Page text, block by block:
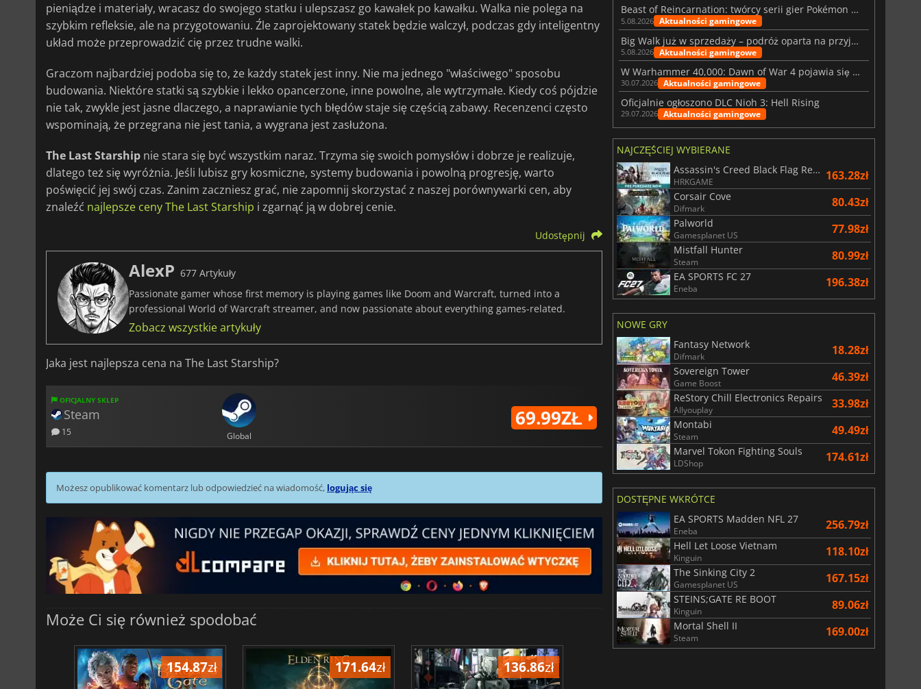
pieniądze i materiały, wracasz do swojego statku i ulepszasz go kawałek po kawałku. Walka nie polega na
szybkim refleksie, ale na przygotowaniu. Źle zaprojektowany statek będzie walczył, podczas gdy inteligentny
układ może przeprowadzić cię przez trudne walki.
Graczom najbardziej podoba się to, że każdy statek jest inny. Nie ma jednego "właściwego" sposobu
budowania. Niektóre statki są szybkie i lekko opancerzone, inne powolne, ale wytrzymałe. Kiedy coś pójdzie
nie tak, zwykle jest jasne dlaczego, a naprawianie tych błędów staje się częścią zabawy. Recenzenci często
wspominają, że przegrana nie jest tania, a wygrana jest zasłużona.
The Last Starship nie stara się być wszystkim naraz. Trzyma się swoich pomysłów i dobrze je realizuje,
dlatego też się wyróżnia. Jeśli lubisz gry kosmiczne, systemy budowania i powolną progresję, warto
poświęcić jej swój czas. Zanim zaczniesz grać, nie zapomnij skorzystać z naszej porównywarki cen, aby
znaleźć najlepsze ceny The Last Starship i zgarnąć ją w dobrej cenie.
Udostępnij
AlexP 677 Artykuły
Passionate gamer whose first memory is playing games like Doom and Warcraft, turned into a
professional World of Warcraft streamer, and now passionate about everything games-related.
Zobacz wszystkie artykuły
Jaka jest najlepsza cena na The Last Starship?
OFICJALNY SKLEP
Steam
15 Global
69.99ZŁ
Możesz opublikować komentarz lub odpowiedzieć na wiadomość, logując się
Może Ci się również spodobać
154.87zł 171.64zł 136.86zł
Beast of Reincarnation: twórcy serii gier Pokémon wkraczają na nową ścieżkę
5.08.2026 Aktualności gamingowe
Big Walk już w sprzedaży – podróż oparta na przyjaźni
5.08.2026 Aktualności gamingowe
W Warhammer 40,000: Dawn of War 4 pojawia się frakcja Nekronów
30.07.2026 Aktualności gamingowe
Oficjalnie ogłoszono DLC Nioh 3: Hell Rising
29.07.2026 Aktualności gamingowe
NAJCZĘŚCIEJ WYBIERANE
Assassin's Creed Black Flag Resynced
HRKGAME 163.28zł
Corsair Cove
Difmark 80.43zł
Palworld
Gamesplanet US 77.98zł
Mistfall Hunter
Steam 80.99zł
EA SPORTS FC 27
Eneba 196.38zł
NOWE GRY
Fantasy Network
Difmark 18.28zł
Sovereign Tower
Game Boost 46.39zł
ReStory Chill Electronics Repairs
Allyouplay 33.98zł
Montabi
Steam 49.49zł
Marvel Tokon Fighting Souls
LDShop 174.61zł
DOSTĘPNE WKRÓTCE
EA SPORTS Madden NFL 27
Eneba 256.79zł
Hell Let Loose Vietnam
Kinguin 118.10zł
The Sinking City 2
Gamesplanet US 167.15zł
STEINS;GATE RE BOOT
Kinguin 89.06zł
Mortal Shell II
Steam 169.00zł